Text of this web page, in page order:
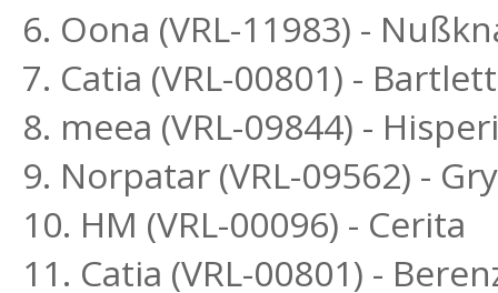
6. Oona (VRL-11983) -
7. Catia (VRL-00801) - Bartlett
8. meea (VRL-09844) -
9. Norpatar (VRL-09562) -
10. HM (VRL-00096) - Cerita
11. Catia (VRL-00801) -